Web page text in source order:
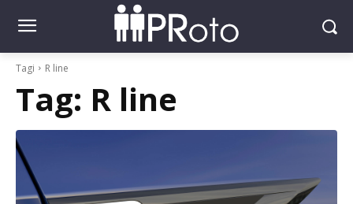
Tagi R line
Tag: R line